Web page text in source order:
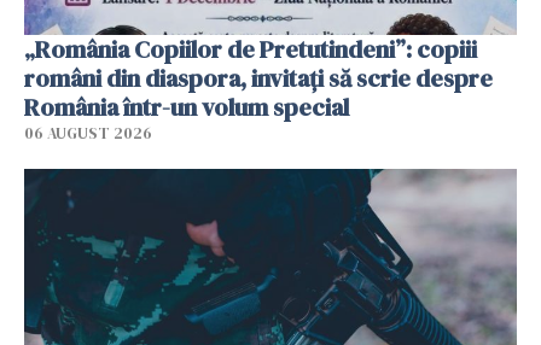
„România Copiilor de Pretutindeni”: copiii
români din diaspora, invitați să scrie despre
România într-un volum special
06 AUGUST 2026